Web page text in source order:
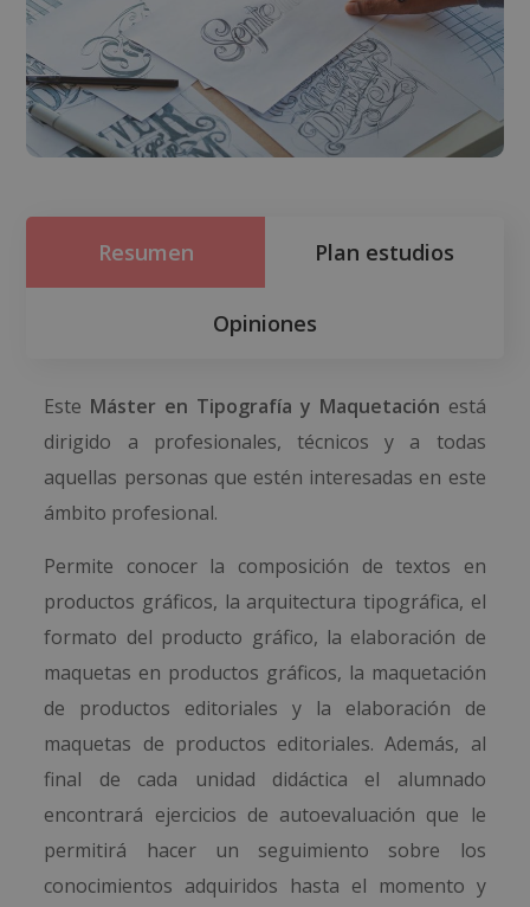
Resumen Plan estudios
Opiniones
Este Máster en Tipografía y Maquetación está
dirigido a profesionales, técnicos y a todas
aquellas personas que estén interesadas en este
ámbito profesional.
Permite conocer la composición de textos en
productos gráficos, la arquitectura tipográfica, el
formato del producto gráfico, la elaboración de
maquetas en productos gráficos, la maquetación
de productos editoriales y la elaboración de
maquetas de productos editoriales. Además, al
final de cada unidad didáctica el alumnado
encontrará ejercicios de autoevaluación que le
permitirá hacer un seguimiento sobre los
conocimientos adquiridos hasta el momento y